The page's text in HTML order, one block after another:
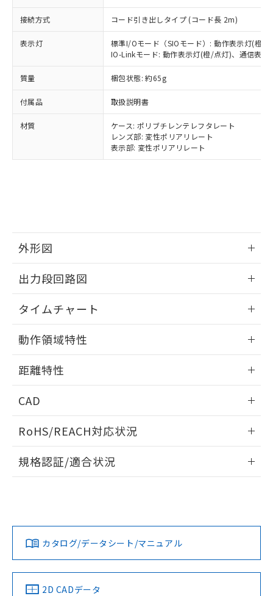
接続方式 コード引き出しタイプ (コード長 2m)
表示灯
標準I/Oモード（SIOモード）: 動作表示灯(橙/
IO-Linkモード: 動作表示灯(橙/点灯)、通信表
質量 梱包状態: 約65g
付属品 取扱説明書
材質
ケース: ポリブチレンテレフタレート
レンズ部: 変性ポリアリレート
表示部: 変性ポリアリレート
外形図
出力段回路図
タイムチャート
動作領域特性
距離特性
検出物体の大きさ-距離特性
CAD
ドすることができます。
ログイン/会員登録
ダウンロードデータをご利用いただく前に、以下を必ずお読
みください。
ソフトウェアの使用条件
RoHS/REACH対応状況
EU RoHS 注意事項・凡例
対応済み
中国 RoHS 注意事項・凡例
規格認証/適合状況
LR型式承認
（イギリス
船舶規格）
DNV型式承認
（ノルウェー
BV型式承認
（フランス
KR型式
（韓国
カタログ/データシート/マニュアル
2D CADデータ
準価格とは異なる場合があることをご
了承ください。
正式な納期状況および標準価格はお客
様のお取引先、またはお客様担当のオ
ムロン制御機器販売店・当社販売員に
ご相談ください。
オムロン制御機器販売店や当社販売拠
販売ネットワーク
ください。
在庫状況および標準価格結果を当社の
事前の承諾なく第三者に漏洩または開
示しないようお願いします。
マイパーツ機能（部品リスト作成サー
引・商談に必要な範囲で利用すること
をご了承ください。
の共同利用に関して"
用者の範囲」に記載されている法人を
指します。
(PBDE) 1000ppm以下、フタル酸ビス(2-エチルヘキシ
ル) (DEHP)(別名：DOP) 1000ppm以下、フタル酸ブチ
ルベンジル（BBP） 1000ppm以下、フタル酸ジブチル
（DBP） 1000ppm以下、フタル酸ジイソブチル
(DIBP) 1000ppm以下
但し、RoHS指令で産業用監視および制御機器に対する
適用除外項目は除く。
フタル酸エステル類の４物質については閾値を超える意
※2 対応予定月
部品在庫の切り替え状況などにより、予定
下記の非含有証明書をダウンロードするこ
EU RoHS指令（10物質）の非含有証明書
51物質の非含有証明書（当社基準）
※本証明書は発行日時点で非含有を証明す
るもので、過去に遡って非含有を証明する
ものではありません。
また、RoHS指令のフタル酸エステル類４
物質の対応では、対応完了までの期間は出
荷製品に未対応品が混在することから備考
欄に対応日を記載しておりました。
していることから、特段のことがない限
り、2022年1月12日より割愛しておりま
す。
Cr(Ⅵ)(六価クロム) : 1000ppm、 PBBs(ポリ臭化ビフェ
ニル類) : 1000ppm、 PBDEs(ポリ臭化ジフェニルエーテ
ル類) : 1000ppm、
DBP(フタル酸ジブチル) : 1000ppm、 DIBP(フタル酸ジ
イソブチル) : 1000ppm、 BBP(フタル酸ブチルベンジ
DEHP(フタル酸ビス(2-エチルヘキシル)) : 1000ppm
※2 環境保護使用期限
「ｅ」：有害物質（10物質）のすべてが基
準値以下であることを示します。
「10」：通常の使用状況下において有害物
可)を取得するなどの必要な手続きを
とります。
当社は規制貨物を破棄する場合は、完
全に破砕するなど、違法に輸出されな
いよう必要な手段を講じます。
当社は貴社製品を、核兵器、ミサイ
ル、化学兵器、生物兵器またはその他
武器並びにこれらの製造装置等に一切
使用いたしません。
当社は、貴社製品を第三者に販売する
場合は、上記1、2および3の内容を当
該第三者に通知します。また当社は、
販売先および販売に係わる関係者が違
合意する キャンセル
一定数以上の在庫あり
一定数には満たないが在庫あり
在庫なし(最新の在庫状況につ
いては、お客様のお取引先、ま
たはお客様担当のオムロン制御
機器販売店・当社販売員にご確
認ください)
空
受注生産機種、また在庫状況の